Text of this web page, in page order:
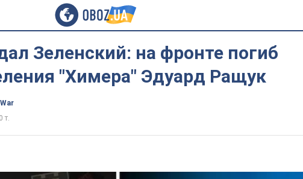
Зеленский: на фронте погиб
"Химера" Эдуард Ращук
War
т.